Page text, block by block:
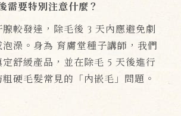
需要特別注意什麼？
較發達，除毛後 3 天內應避免劇
澡。身為 育膚堂種子講師，我們
舒緩產品，並在除毛 5 天後進行
硬毛髮常見的「內嵌毛」問題。